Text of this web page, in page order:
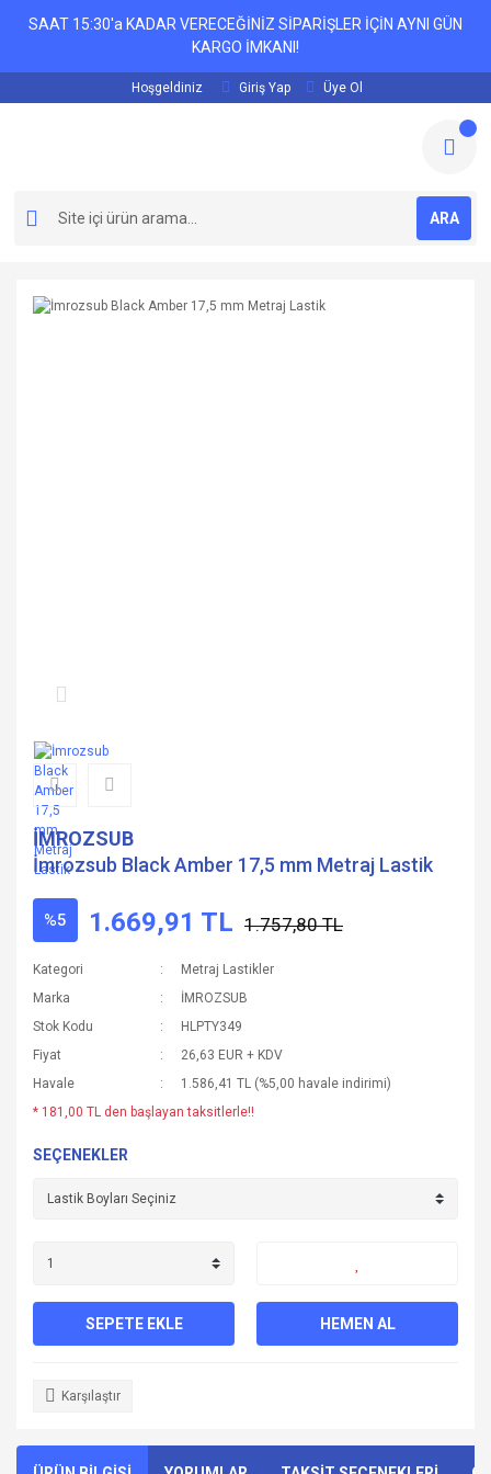
SAAT 15:30'a KADAR VERECEĞİNİZ SİPARİŞLER İÇİN AYNI GÜN
KARGO İMKANI!
Hoşgeldiniz Giriş Yap Üye Ol
ARA
İMROZSUB
İmrozsub Black Amber 17,5 mm Metraj Lastik
%5 1.669,91 TL 1.757,80 TL
Kategori
Metraj Lastikler
Marka
İMROZSUB
Stok Kodu
HLPTY349
Fiyat
26,63 EUR + KDV
Havale
1.586,41 TL (%5,00 havale indirimi)
* 181,00 TL den başlayan taksitlerle!!
SEÇENEKLER
SEPETE EKLE HEMEN AL
Karşılaştır